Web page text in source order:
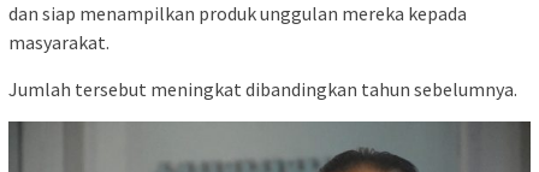
dan siap menampilkan produk unggulan mereka kepada
masyarakat.
Jumlah tersebut meningkat dibandingkan tahun sebelumnya.